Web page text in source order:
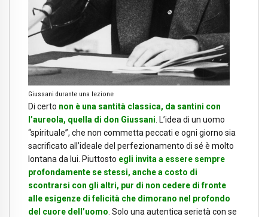
Giussani durante una lezione
Di certo non è una santità classica, da santini con
l’aureola, quella di don Giussani . L’idea di un uomo
“spirituale”, che non commetta peccati e ogni giorno sia
sacrificato all’ideale del perfezionamento di sé è molto
lontana da lui. Piuttosto egli invita a essere sempre
profondamente se stessi, anche a costo di
scontrarsi con gli altri, pur di non cedere di fronte
alle esigenze di felicità che dimorano nel profondo
del cuore dell’uomo . Solo una autentica serietà con se